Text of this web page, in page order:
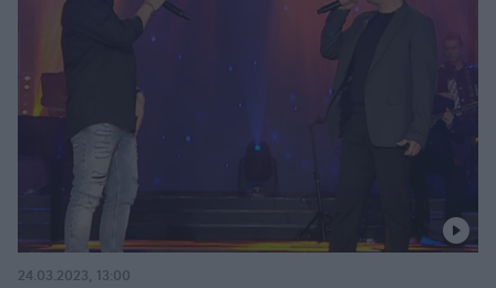
24.03.2023, 13:00